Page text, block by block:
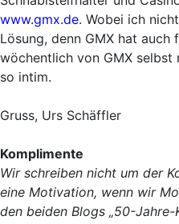
www.gmx.de. Wobei ich
Lösung, denn GMX hat
wöchentlich von GMX selbst
so intim.
Gruss, Urs Schäffler
Komplimente
Wir schreiben nicht um der
eine Motivation, wenn wir
den beiden Blogs „50-